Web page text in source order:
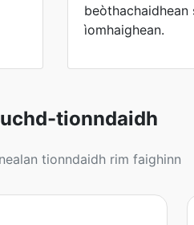
beòthachaidhean
ìomhaighean.
tionndaidh
tionndaidh rim faighinn